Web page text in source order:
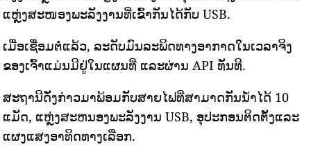
ແຫຼ່ງສະໜອງພະລັງງານທີ່ເຂົ້າກັນໄດ້ກັບ USB.
ເມື່ອເຊື່ອມຕໍ່ແລ້ວ, ລະດັບມົນລະພິດທາງອາກາດໃນເວລາຈິງ
ຂອງເຈົ້າແມ່ນມີຢູ່ໃນແຜນທີ່ ແລະຜ່ານ API ທັນທີ.
ສະຖານີດັ່ງກ່າວມາພ້ອມກັບສາຍໄຟທີ່ສາມາດກັນນ້ໍາໄດ້ 10
ແມັດ, ແຫຼ່ງສະຫນອງພະລັງງານ USB, ອຸປະກອນຕິດຕັ້ງແລະ
ແຜງແສງອາທິດທາງເລືອກ.